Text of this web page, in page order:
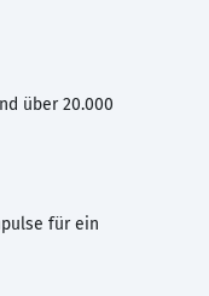
über 20.000
für ein